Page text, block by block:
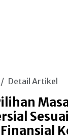
Detail Artikel
Sesuai